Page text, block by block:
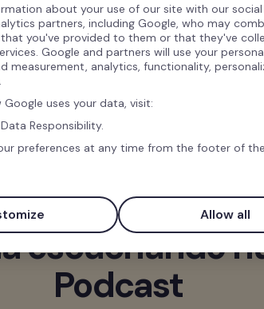
escuchando
Podcast
about your use of our site with our social
partners, including Google, who may
you've provided to them or that they've
Google and partners will use your
measurement, analytics, functionality,
uses your data, visit:
Responsibility.
preferences at any time from the footer of the
Allow all